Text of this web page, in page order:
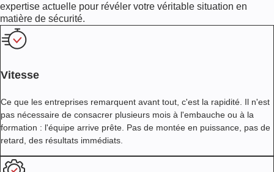
expertise actuelle pour révéler votre véritable situation en
matière de sécurité.
Vitesse
Ce que les entreprises remarquent avant tout, c'est la rapidité. Il n'est
pas nécessaire de consacrer plusieurs mois à l'embauche ou à la
formation : l'équipe arrive prête. Pas de montée en puissance, pas de
retard, des résultats immédiats.